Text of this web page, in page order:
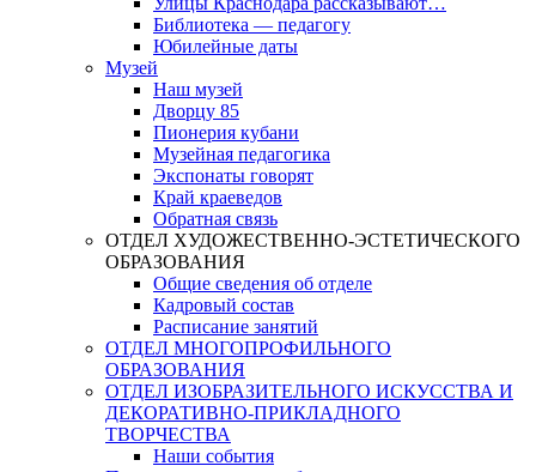
Библиотека — педагогу
Юбилейные даты
Музей
Наш музей
Дворцу 85
Пионерия кубани
Музейная педагогика
Экспонаты говорят
Край краеведов
Обратная связь
ОТДЕЛ ХУДОЖЕСТВЕННО-ЭСТЕТИЧЕСКОГО
ОБРАЗОВАНИЯ
Общие сведения об отделе
Кадровый состав
Расписание занятий
ОТДЕЛ МНОГОПРОФИЛЬНОГО
ОБРАЗОВАНИЯ
ОТДЕЛ ИЗОБРАЗИТЕЛЬНОГО ИСКУССТВА И
ДЕКОРАТИВНО-ПРИКЛАДНОГО
ТВОРЧЕСТВА
Наши события